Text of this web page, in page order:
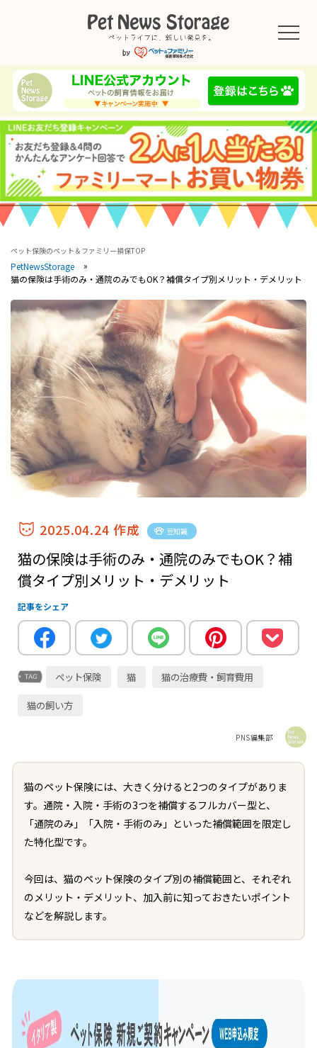
ペット保険のペット＆ファミリー損保TOP
PetNewsStorage
猫の保険は手術のみ・通院のみでもOK？補償タイプ別メリット・デメリット
2025.04.24 作成 豆知識
猫の保険は手術のみ・通院のみでもOK？補
償タイプ別メリット・デメリット
記事をシェア
ペット保険 猫
猫の治療費・飼育費用
猫の飼い方
PNS編集部
猫のペット保険には、大きく分けると2つのタイプがありま
す。通院・入院・手術の3つを補償するフルカバー型と、
「通院のみ」「入院・手術のみ」といった補償範囲を限定し
た特化型です。
今回は、猫のペット保険のタイプ別の補償範囲と、それぞれ
のメリット・デメリット、加入前に知っておきたいポイント
などを解説します。